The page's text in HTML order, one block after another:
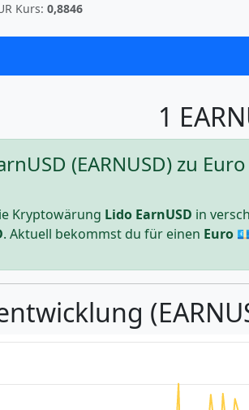
Kurs: 0,8846
1
(EARNUSD) zu
Kryptowärung Lido EarnUSD in
. Aktuell bekommst du für einen Euro